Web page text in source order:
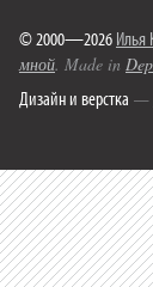
© 2000—2026 Илья
мной. Made in
Дизайн и верстка —